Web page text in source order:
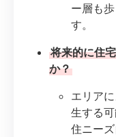
ー層も
す。
将来的に住
か？
エリア
生する
住ニー